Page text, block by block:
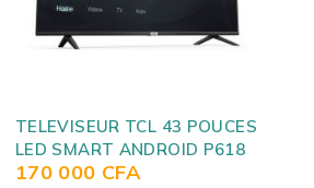
TELEVISEUR SMART TV LG
32 POUCES LP500BPTA